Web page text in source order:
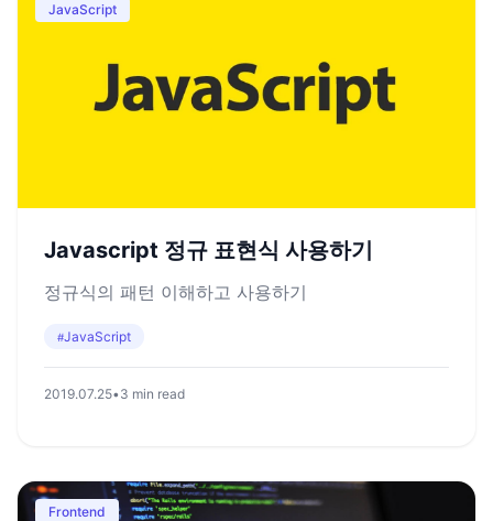
JavaScript
Javascript 정규 표현식 사용하기
정규식의 패턴 이해하고 사용하기
#JavaScript
2019.07.25•3 min read
Frontend